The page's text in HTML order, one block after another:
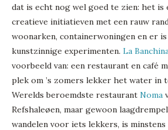
dat is echt nog wel goed te zien: het is
creatieve initiatieven met een rauw
woonarken, containerwoningen en er
kunstzinnige experimenten. La
voorbeeld van: een restaurant en café
plek om ’s zomers lekker het water in
Werelds beroemdste restaurant Noma
Refshaleøen, maar gewoon
wandelen voor iets lekkers, is